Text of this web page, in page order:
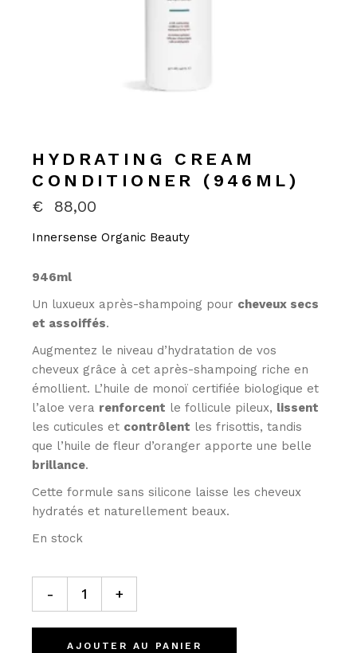
HYDRATING CREAM
CONDITIONER (946ML)
€ 88,00
Innersense Organic Beauty
946ml
Un luxueux après-shampoing pour cheveux secs
et assoiffés.
Augmentez le niveau d’hydratation de vos
cheveux grâce à cet après-shampoing riche en
émollient. L’huile de monoï certifiée biologique et
l’aloe vera renforcent le follicule pileux, lissent
les cuticules et contrôlent les frisottis, tandis
que l’huile de fleur d’oranger apporte une belle
brillance.
Cette formule sans silicone laisse les cheveux
hydratés et naturellement beaux.
En stock
- +
AJOUTER AU PANIER